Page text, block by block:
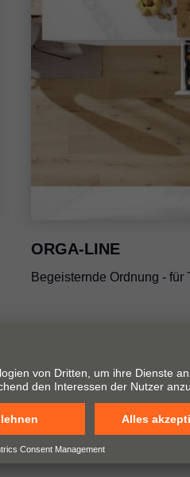
ORGA-LINE
Begeisternde Ordnung -